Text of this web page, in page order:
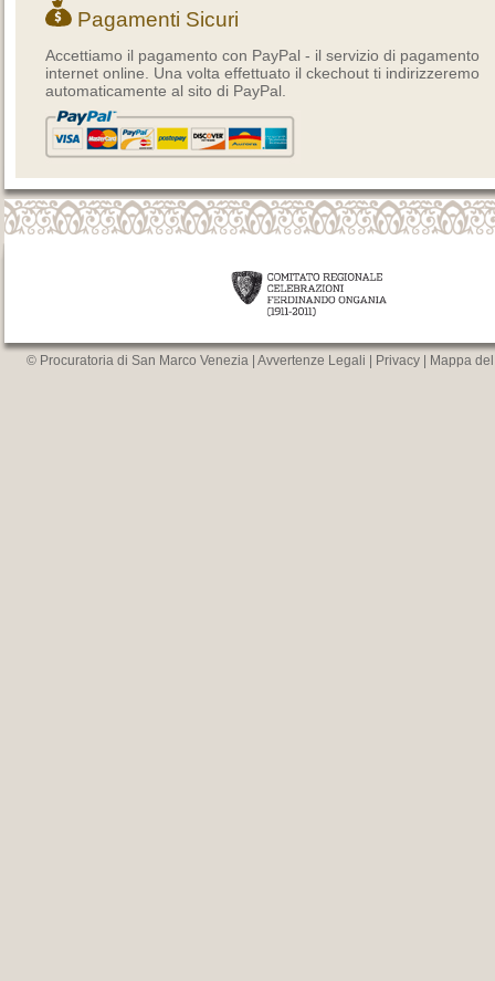
Pagamenti Sicuri
Accettiamo il pagamento con PayPal - il servizio di pagamento
internet online. Una volta effettuato il ckechout ti indirizzeremo
automaticamente al sito di PayPal.
© Procuratoria di San Marco Venezia | Avvertenze Legali Privacy Mappa